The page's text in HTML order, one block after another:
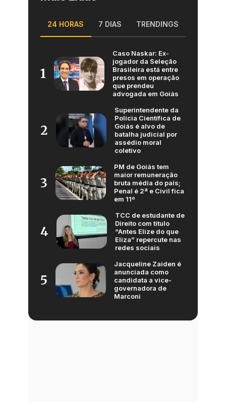
24 HORAS 7 DIAS TRENDINGS
1
Caso Naskar: Ex-
jogador da Seleção
Brasileira está entre
presos em operação
que prendeu
advogada em Goiás
2
Superintendente da
Polícia Científica de
Goiás é alvo de
batalha judicial por
assédio moral
coletivo
3
PM de Goiás tem
maior remuneração
bruta média do país;
Penal é 2ª e Civil fica
em 11º
4
TCC de estudante de
Direito com título
“Antes Elize do que
Eliza” repercute nas
redes sociais
5
Jacqueline Zaiden é
anunciada como
candidata a vice-
governadora de
Marconi